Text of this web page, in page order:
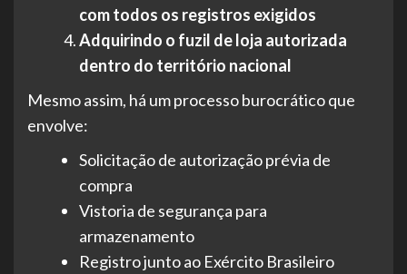
com todos os registros exigidos
Adquirindo o fuzil de loja autorizada
dentro do território nacional
Mesmo assim, há um processo burocrático que
envolve:
Solicitação de autorização prévia de
compra
Vistoria de segurança para
armazenamento
Registro junto ao Exército Brasileiro